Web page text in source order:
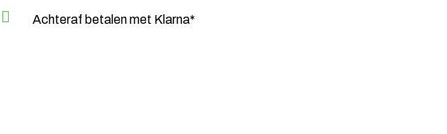
Achteraf betalen met Klarna*